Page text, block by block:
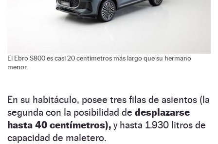
El Ebro S800 es casi 20 centímetros más largo que su hermano
menor.
En su habitáculo, posee tres filas de asientos (la
segunda con la posibilidad de desplazarse
hasta 40 centímetros), y hasta 1.930 litros de
capacidad de maletero.